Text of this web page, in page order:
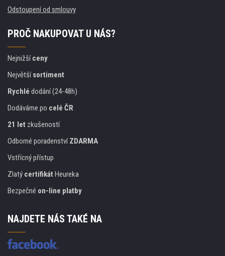
Odstoupení od smlouvy
PROČ NAKUPOVAT U NÁS?
Nejnižšíceny
Největšísortiment
Rychlé dodání (24-48h)
Dodáváme po celé ČR
21 let zkušeností
Odborné poradenstvíZDARMA
Vstřícný přístup
Zlatý certifikát Heureka
Bezpečné on-line platby
NAJDETE NÁS TAKÉ NA